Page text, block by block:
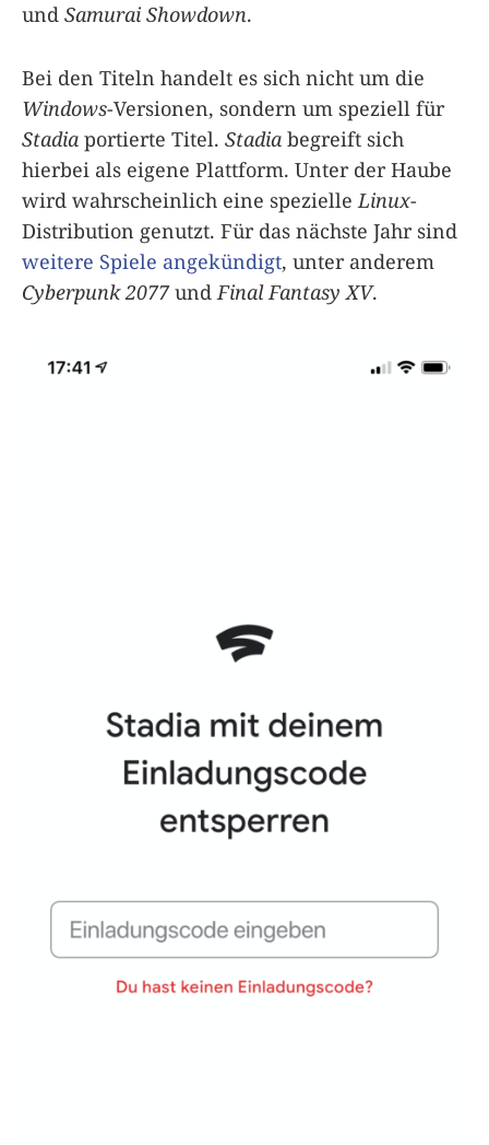
und Samurai Showdown.
Bei den Titeln handelt es sich nicht um die
Windows-Versionen, sondern um speziell für
Stadia portierte Titel. Stadia begreift sich
hierbei als eigene Plattform. Unter der Haube
wird wahrscheinlich eine spezielleLinux-
Distribution genutzt. Für das nächste Jahr sind
weitere Spiele angekündigt, unter anderem
Cyberpunk 2077undFinal Fantasy XV.